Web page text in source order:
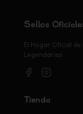
Sellos
El Hogar Oficial
Legendarias
Tienda